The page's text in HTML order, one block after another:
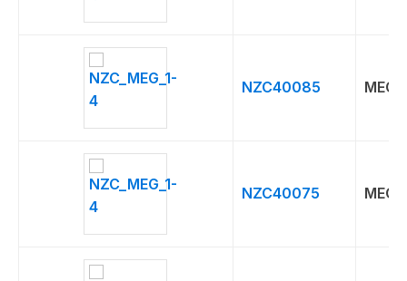
NZC40085 MEG
NZC40075 MEG